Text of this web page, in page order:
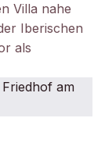
Villa nahe
Iberischen
als